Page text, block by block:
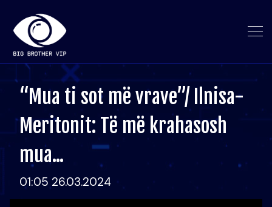
“Mua ti sot më vrave”/ Ilnisa-
Meritonit: Të më krahasosh
mua...
01:05 26.03.2024